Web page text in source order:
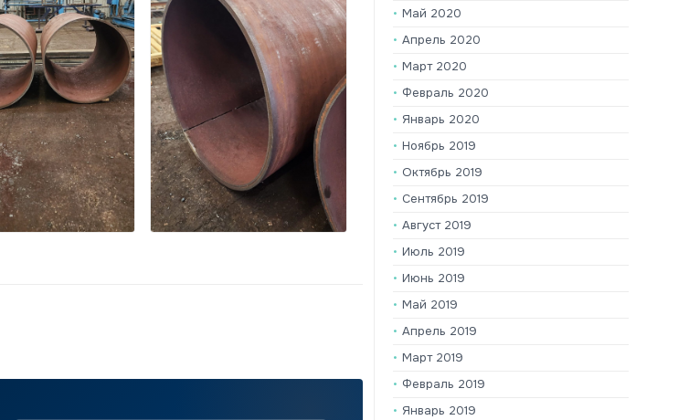
Май 2020
Апрель 2020
Март 2020
Февраль 2020
Январь 2020
Ноябрь 2019
Октябрь 2019
Сентябрь 2019
Август 2019
Июль 2019
Июнь 2019
Май 2019
Апрель 2019
Март 2019
Февраль 2019
Январь 2019